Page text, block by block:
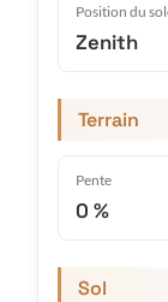
Position du
Zenith
Terrain
Pente
0 %
Sol